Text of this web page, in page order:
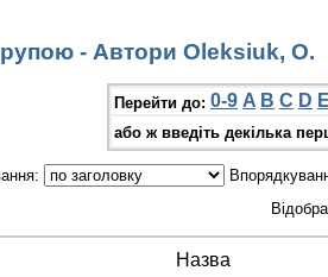
- Автори Oleksiuk, O.
Перейти до: 0-9 A B C D E
або ж введіть декілька
Назва